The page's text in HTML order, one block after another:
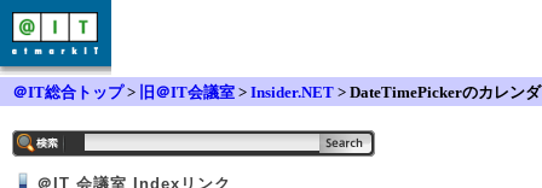
＠IT総合トップ> 旧＠IT会議室 > Insider.NET > DateTimePickerのカレンダ
＠IT 会議室 Indexリンク